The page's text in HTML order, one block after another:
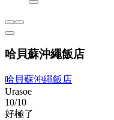
哈貝蘇沖繩飯店
哈貝蘇沖繩飯店
Urasoe
10/10
好極了